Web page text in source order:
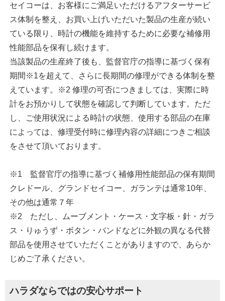
セイコーは、お客様にご満足いただけるアフターサービ
ス体制を整え、お買い上げいただいた製品の生産が続い
ている限り、時計の機能を維持するために必要な補修用
性能部品を保有し続けます。
当該製品の生産終了後も、監督官庁の指導に基づく保有
期間※1を超えて、さらに長期間の修理ができる体制を整
えています。※2 修理の可否につきましては、実際に時
計をお預かりして状態を確認して判断しています。ただ
し、ご使用状況による時計の状態、使用する部品の在庫
によっては、修理受付時に修理内容の詳細につきご相談
をさせて頂いております。
※1 監督官庁の指導に基づく補修用性能部品の保有期間
クレドール、グランドセイコー、ガランテは通常10年、
その他は通常７年
※2 ただし、ムーブメント・ケース・文字板・針・ガラ
ス・りゅうず・ボタン・バンドなどに外観の異なる代替
部品を使用させていただくことがありますので、あらか
じめご了承ください。
ハラダならではの安心サポート